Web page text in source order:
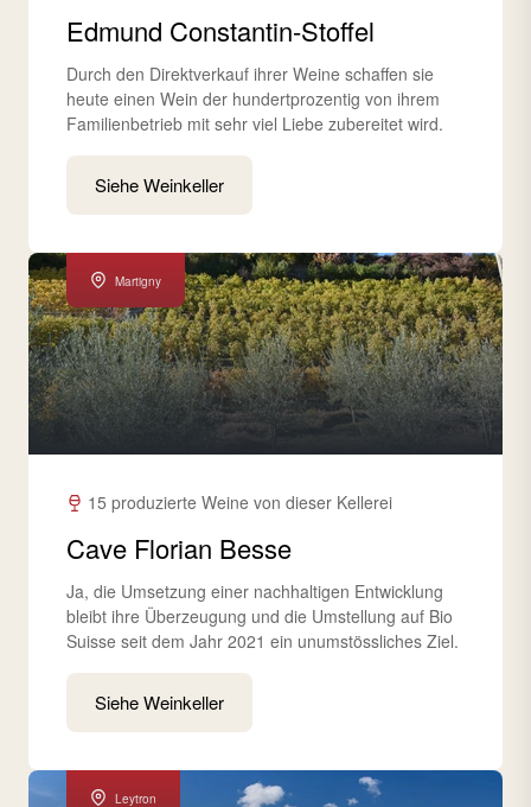
Edmund Constantin-Stoffel
Durch den Direktverkauf ihrer Weine schaffen sie
heute einen Wein der hundertprozentig von ihrem
Familienbetrieb mit sehr viel Liebe zubereitet wird.
Siehe Weinkeller
Martigny
15 produzierte Weine von dieser Kellerei
Cave Florian Besse
Ja, die Umsetzung einer nachhaltigen Entwicklung
bleibt ihre Überzeugung und die Umstellung auf Bio
Suisse seit dem Jahr 2021 ein unumstössliches Ziel.
Siehe Weinkeller
Leytron